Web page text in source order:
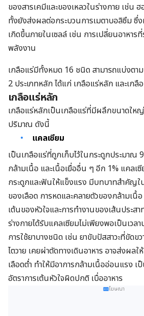
ของสารเคมีและของเหลวในร่างกาย เช่น
ทั้งยังส่งผลต่อกระบวนการเมตาบอลิซึม ซึ่
เกิดขึ้นภายในเซลล์ เช่น การเปลี่ยนอาหาร
พลังงาน
เกลือแร่มีทั้งหมด 16 ชนิด สามารถแบ่งตา
2 ประเภทหลัก ได้แก่ เกลือแร่หลัก และเกลื
เกลือแร่หลัก
เกลือแร่หลักเป็นเกลือแร่ที่มีผลึกขนาดใหญ่
ปริมาณ ดังนี้
แคลเซียม
เป็นเกลือแร่ที่ถูกเก็บไว้ในกระดูกประมาณ
กล้ามเนื้อ และเนื้อเยื่ออื่น ๆ อีก 1% แคลเ
กระดูกและฟันให้แข็งแรง มีบทบาทสำคัญใ
ของเลือด การหดและคลายตัวของกล้ามเนื้
เต้นของหัวใจและการทำงานของเส้นประส
ร่างกายได้รับแคลเซียมไม่เพียงพอเป็นเวล
การใช้ยาบางชนิด เช่น ยาขับปัสสาวะที่ขัดข
ไตวาย เคยผ่าตัดทางเดินอาหาร อาจส่งผลใ
เลือดต่ำ ทำให้มีอาการกล้ามเนื้ออ่อนแรง เ
อัตราการเต้นหัวใจผิดปกติ เบื่ออาหาร
โฆษณา